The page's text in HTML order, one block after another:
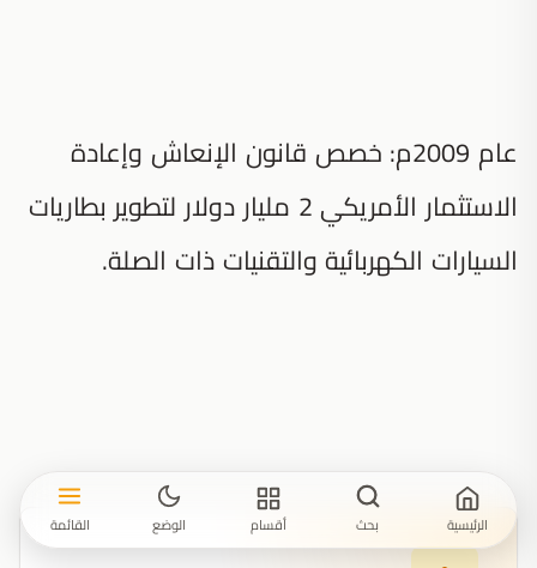
عام 2009م: خصص قانون الإنعاش وإعادة
الاستثمار الأمريكي 2 مليار دولار لتطوير بطاريات
السيارات الكهربائية والتقنيات ذات الصلة.
الرئيسية بحث أقسام الوضع القائمة